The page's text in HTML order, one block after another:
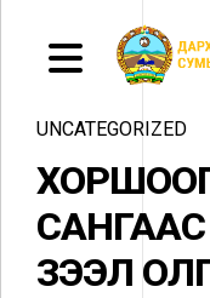
UNCATEGORIZED
САНГААС
ЗЭЭЛ